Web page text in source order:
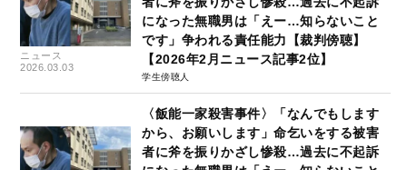
ニュース
2026.03.03
になった無職男は「えー…知らないこと
です」争われる責任能力【裁判傍聴】
【2026年2月ニュース記事2位】
学生傍聴人
〈飯能一家殺害事件〉「なんでもします
から、お願いします」命乞いをする被害
者に斧を振りかざし惨殺…過去に不起訴